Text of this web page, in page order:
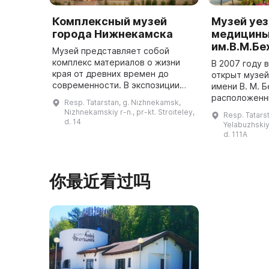
Комплексный музей
города Нижнекамска
Mузей представляет собой
комплекс материалов о жизни
края от древних времен до
современности. В экспозиции
предметы, документы и
материалы о строительстве
Resp. Tatarstan, g. Nizhnekamsk,
Nizhnekamskiy r-n., pr-kt. Stroiteley,
d. 14
Музей
В 2007 году
открыт
имени В. М.
Экспозиция
Resp.
d. 111A
你最近看过吗